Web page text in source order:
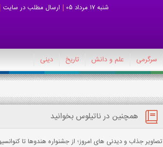
شنبه 17 مرداد 05 ارسال مطلب در سایت
سرگرمی علم و دانش تاریخ دینی
همچنین در ناتیلوس بخوانید
تصاویر جذاب و دیدنی های امروز؛ از جشنواره هندوها تا